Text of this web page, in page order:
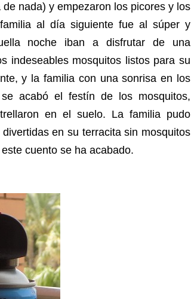
nada) y empezaron los picores y los
al día siguiente fue al súper y
noche iban a disfrutar de una
indeseables mosquitos listos para su
y la familia con una sonrisa en los
acabó el festín de los mosquitos,
en el suelo. La familia pudo
en su terracita sin mosquitos
cuento se ha acabado.